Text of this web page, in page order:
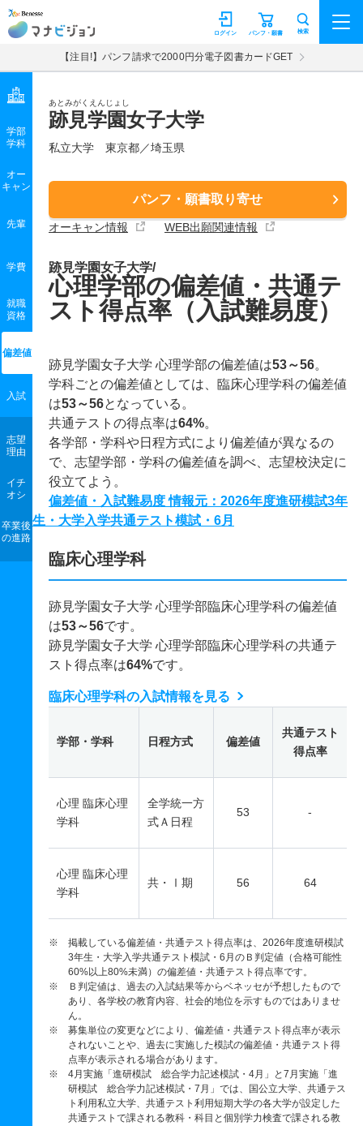
マナビジョン パンフ・願書
ログイン 検索
【注目!】パンフ請求で2000円分電子図書カードGET
あとみがくえんじょし
跡見学園女子大学
私立大学 東京都／埼玉県
パンフ・願書取り寄せ
オーキャン情報 WEB出願関連情報
学部
学科
オー
キャン
先輩
学費
就職
資格
偏差値
入試
志望
理由
イチ
オシ
卒業後
の進路
跡見学園女子大学/
心理学部の偏差値・共通テ
スト得点率（入試難易度）
跡見学園女子大学 心理学部の偏差値は53～56。
学科ごとの偏差値としては、臨床心理学科の偏差値
は53～56となっている。
共通テストの得点率は64%。
各学部・学科や日程方式により偏差値が異なるの
で、志望学部・学科の偏差値を調べ、志望校決定に
役立てよう。
偏差値・入試難易度 情報元：2026年度進研模試3年
生・大学入学共通テスト模試・6月
臨床心理学科
跡見学園女子大学 心理学部臨床心理学科の偏差値
は53～56です。
跡見学園女子大学 心理学部臨床心理学科の共通テ
スト得点率は64%です。
臨床心理学科の入試情報を見る
学部・学科 日程方式 偏差値
共通テスト
得点率
心理 臨床心理
学科
全学統一方
式Ａ日程
53 -
心理 臨床心理
学科
共・Ⅰ期 56 64
※ 掲載している偏差値・共通テスト得点率は、2026年度進研模試
3年生・大学入学共通テスト模試・6月のＢ判定値（合格可能性
60%以上80%未満）の偏差値・共通テスト得点率です。
※ Ｂ判定値は、過去の入試結果等からベネッセが予想したもので
あり、各学校の教育内容、社会的地位を示すものではありませ
ん。
※ 募集単位の変更などにより、偏差値・共通テスト得点率が表示
されないことや、過去に実施した模試の偏差値・共通テスト得
点率が表示される場合があります。
※ 4月実施「進研模試 総合学力記述模試・4月」と7月実施「進
研模試 総合学力記述模試・7月」では、国公立大学、共通テス
ト利用私立大学、共通テスト利用短期大学の各大学が設定した
共通テストで課される教科・科目と個別学力検査で課される教